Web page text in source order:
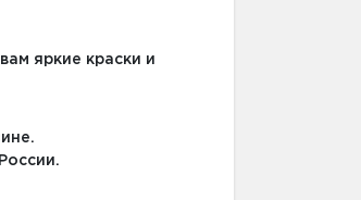
яркие краски и